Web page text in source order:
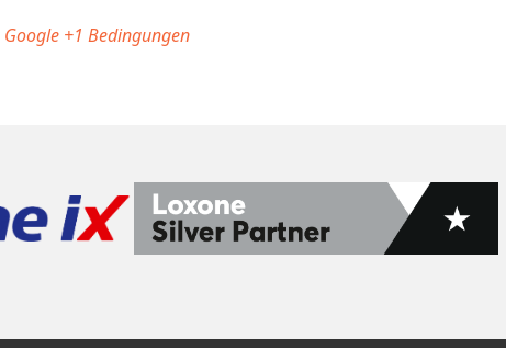
Google +1 Bedingungen